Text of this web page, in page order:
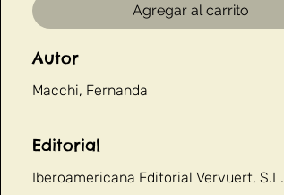
Agregar al carrito
Autor
Macchi, Fernanda
Editorial
Iberoamericana Editorial Vervuert, S.L.